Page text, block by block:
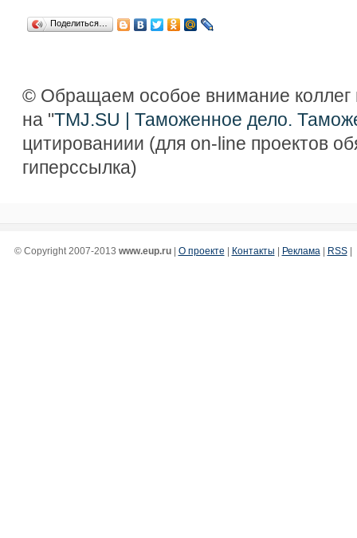
Поделиться…
© Обращаем особое внимание коллег
на "TMJ.SU | Таможенное дело.
цитированиии (для on-line проектов
гиперссылка)
© Copyright 2007-2013 www.eup.ru| О проекте | Контакты | Реклама | RSS|